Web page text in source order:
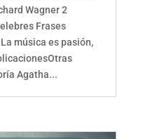
Wagner 2
Frases
música es pasión,
Agatha...